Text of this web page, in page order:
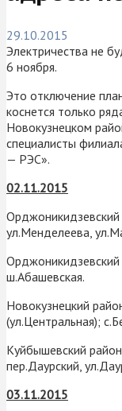
29.10.2015
Электричества не
6 ноября.
Это отключение
коснется только
Новокузнецком
специалисты
— РЭС».
02.11.2015
Орджоникидзевский
ул.Менделеева,
ш.Абашевская.
Новокузнецкий
(ул.Центральная);
Куйбышевский
пер.Даурский,
03.11.2015